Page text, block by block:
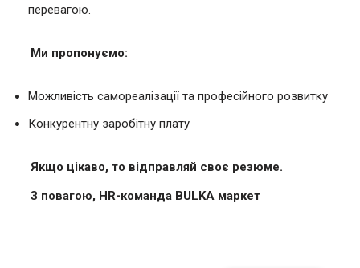
перевагою.
Ми пропонуємо:
Можливість самореалізації та професійного розвитку
Конкурентну заробітну плату
Якщо цікаво, то відправляй своє резюме.
З повагою, HR-команда BULKA маркет